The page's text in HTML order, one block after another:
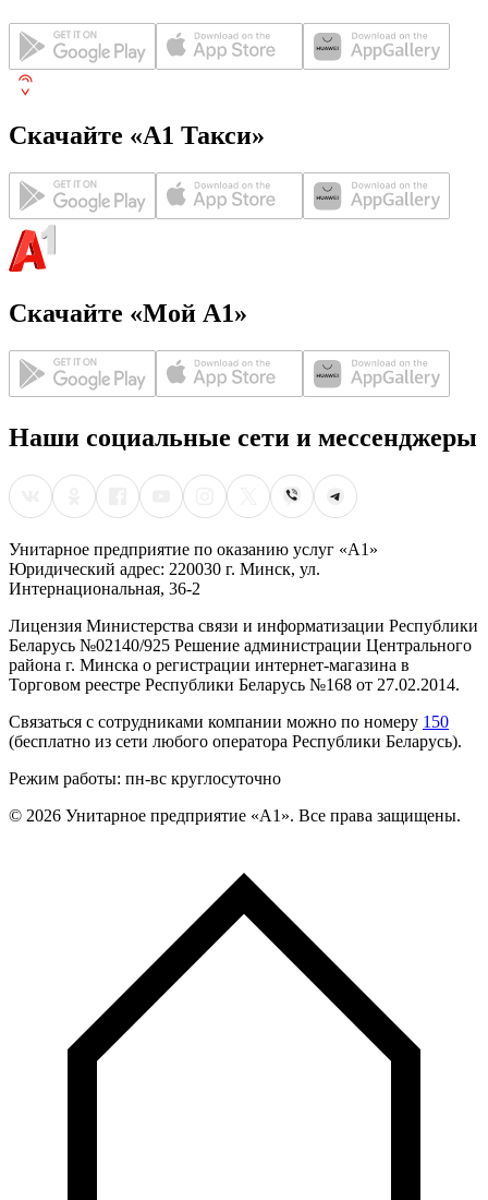
Скачайте «А1 Такси»
Скачайте «Мой А1»
Наши социальные сети и мессенджеры
Унитарное предприятие по оказанию услуг «А1»
Юридический адрес: 220030 г. Минск, ул.
Интернациональная, 36-2
Лицензия Министерства связи и информатизации Республики
Беларусь №02140/925 Решение администрации Центрального
района г. Минска о регистрации интернет-магазина в
Торговом реестре Республики Беларусь №168 от 27.02.2014.
Связаться с сотрудниками компании можно по номеру 150
(бесплатно из сети любого оператора Республики Беларусь).
Режим работы: пн-вс круглосуточно
© 2026 Унитарное предприятие «А1». Все права защищены.